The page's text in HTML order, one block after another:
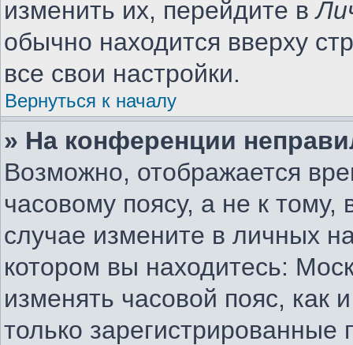
изменить их, перейдите в
обычно находится вверху
все свои настройки.
Вернуться к началу
» На конференции
Возможно, отображается
часовому поясу, а не к
случае измените в личных
котором вы находитесь:
изменять часовой пояс, как
только